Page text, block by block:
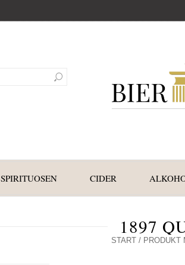
SPIRITUOSEN CIDER
1897
START/ PRODUKT